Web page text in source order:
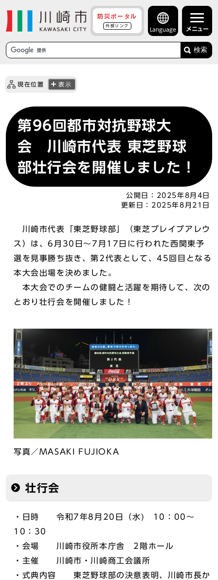
防災ポータル
外部リンク
Language メニュー
検索
現在位置 表示
第96回都市対抗野球大
会 川崎市代表 東芝野球
部壮行会を開催しました！
公開日：
2025年8月4日
更新日： 2025年8月21日
川崎市代表「東芝野球部」（東芝ブレイブアレウ
ス）は、6月30日～7月17日に行われた西関東予
選を見事勝ち抜き、第2代表として、45回目となる
本大会出場を決めました。
本大会でのチームの健闘と活躍を期待して、次の
とおり壮行会を開催しました！
写真／MASAKI FUJIOKA
壮行会
・日時 令和7年8月20日（水) 10：00～
10：30
・会場 川崎市役所本庁舎 2階ホール
・主催 川崎市・川崎商工会議所
・式典内容 東芝野球部の決意表明、川崎市長か